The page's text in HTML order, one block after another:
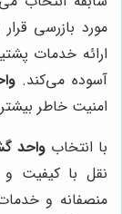
مورد بازرسی
آسوده می‌کند.
امنیت خاطر
با انتخاب واحد
نقل با کیفیت و
منصفانه و